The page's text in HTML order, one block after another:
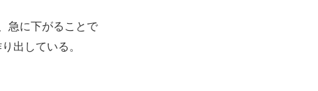
急に下がることで
出している。